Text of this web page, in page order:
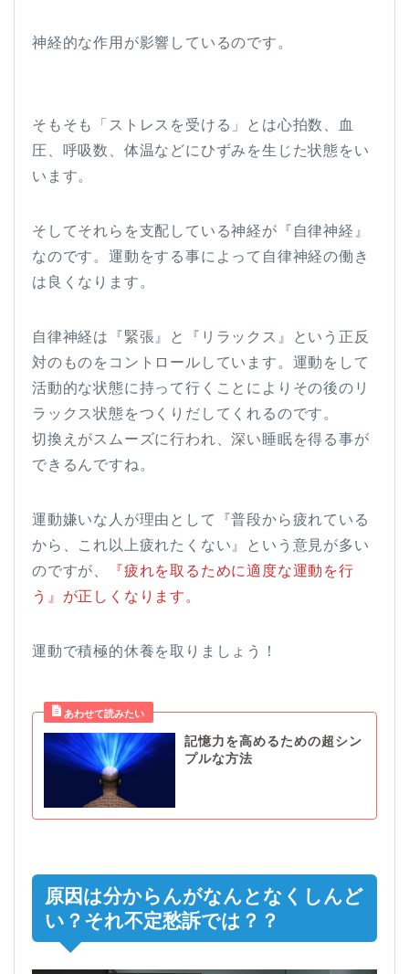
神経的な作用が影響しているのです。
そもそも
「ストレスを受ける」とは心拍数、血
圧、呼吸数、体温などにひずみ を生じた状態をい
います。
そしてそれらを支配している神経が『自律神経』
なのです。運動をする事によって自律神経の働き
は良くなります。
自律神経は『緊張』と『リラックス』という正反
対のものをコントロールしています。運動をして
活動的な状態に持って行くことによりその後のリ
ラックス状態をつくりだしてくれるのです。
切換えがスムーズに行われ、深い睡眠を得る事が
できるんですね。
運動嫌いな人が理由として『普段から疲れている
から、これ以上疲れたくない』という意見が多い
のですが、
『疲れを取るために適度な運動を行
う』が正しくなります。
運動で積極的休養を取りましょう！
記憶力を高めるための超シン
プルな方法
原因は分からんがなんとなくしんど
い？それ不定愁訴では？？